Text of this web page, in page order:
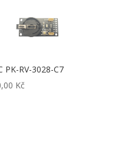
PK-RV-3028-C7
Kč